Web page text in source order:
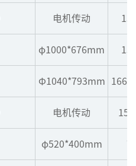
电机传动
φ1000*676mm
Φ1040*793mm
电机传动
φ520*400mm